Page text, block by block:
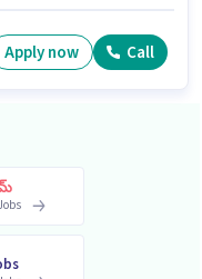
ఉంటాయి. 10వ తరగతి
Apply now Call